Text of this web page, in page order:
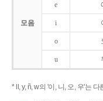
모음
e
i
o
u
* ll, y, ñ, w의 '이, 니, 오, 우'는